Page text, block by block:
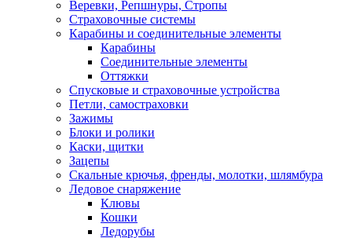
Веревки, Репшнуры, Стропы
Страховочные системы
Карабины и соединительные элементы
Карабины
Соединительные элементы
Оттяжки
Спусковые и страховочные устройства
Петли, самостраховки
Зажимы
Блоки и ролики
Каски, щитки
Зацепы
Скальные крючья, френды, молотки, шлямбура
Ледовое снаряжение
Клювы
Кошки
Ледорубы